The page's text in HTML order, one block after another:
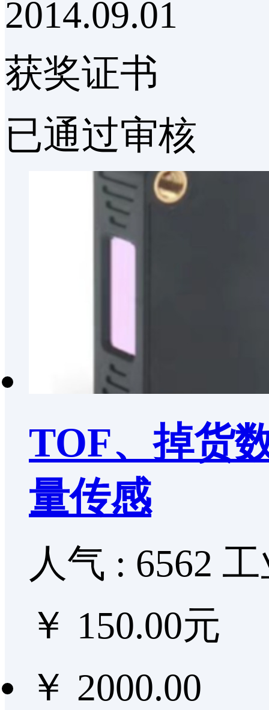
2014.09.01
获奖证书
已通过审核
TOF、掉货
量传感
人气 : 6562
￥ 150.00元
￥ 2000.00